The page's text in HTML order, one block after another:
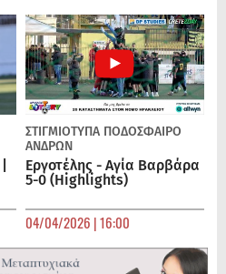
ΣΤΙΓΜΙΟΤΥΠΑ ΠΟΔΌΣΦΑΙΡΟ
ΑΝΔΡΏΝ
Εργοτέλης - Αγία Βαρβάρα
5-0 (Highlights)
04/04/2026 | 16:00